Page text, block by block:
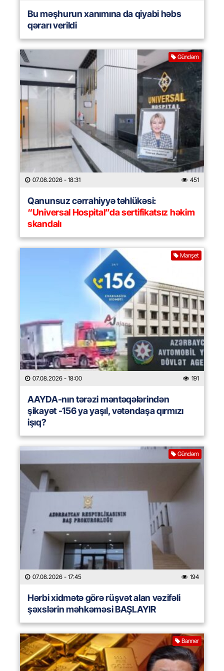
Bu məşhurun xanımına da qiyabi həbs
qərarı verildi
Gündəm
07.08.2026 - 18:31 451
Qanunsuz cərrahiyyə təhlükəsi:
“Universal Hospital”da sertifikatsız həkim
skandalı
Manşet
07.08.2026 - 18:00 191
AAYDA-nın tərəzi məntəqələrindən
şikayət -156 ya yaşıl, vətəndaşa qırmızı
işıq?
Gündəm
07.08.2026 - 17:45 194
Hərbi xidmətə görə rüşvət alan vəzifəli
şəxslərin məhkəməsi BAŞLAYIR
Banner